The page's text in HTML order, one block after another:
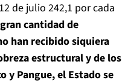
de julio 242,1 por cada
cantidad de
han recibido siquiera
estructural y de los
y Pangue, el Estado se